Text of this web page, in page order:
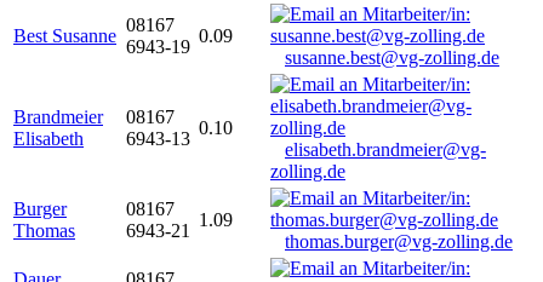
Best Susanne
08167
6943-19
0.09
susanne.best@vg-zolling.de
Brandmeier
Elisabeth
08167
6943-13
0.10
elisabeth.brandmeier@vg-
zolling.de
Burger
Thomas
08167
6943-21
1.09
thomas.burger@vg-zolling.de